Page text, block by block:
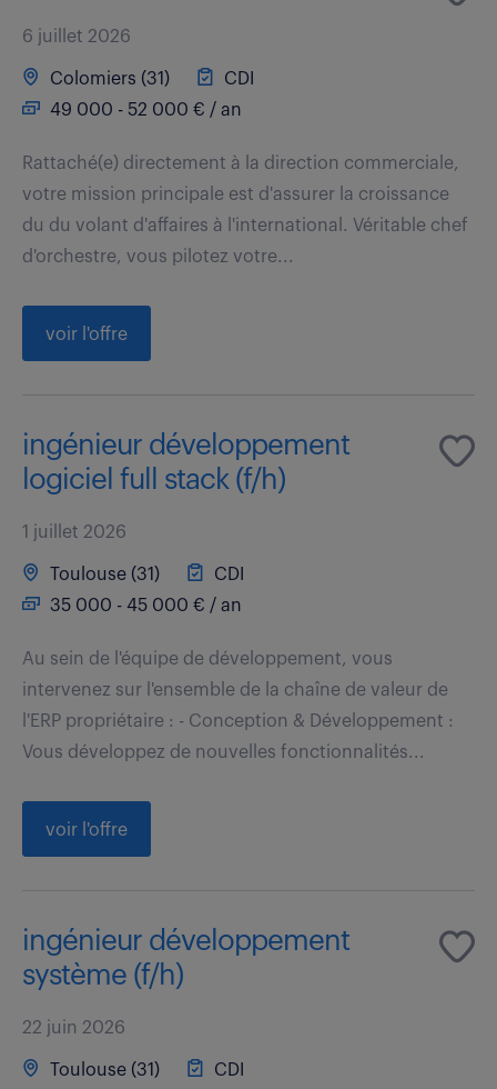
6 juillet 2026
Colomiers (31)
CDI
49 000 - 52 000 € / an
Rattaché(e) directement à la direction commerciale,
votre mission principale est d'assurer la croissance
du du volant d'affaires à l'international. Véritable chef
d'orchestre, vous pilotez votre...
voir l'offre
ingénieur développement
logiciel full stack (f/h)
1 juillet 2026
Toulouse (31)
CDI
35 000 - 45 000 € / an
Au sein de l'équipe de développement, vous
intervenez sur l'ensemble de la chaîne de valeur de
l'ERP propriétaire : - Conception & Développement :
Vous développez de nouvelles fonctionnalités...
voir l'offre
ingénieur développement
système (f/h)
22 juin 2026
Toulouse (31)
CDI